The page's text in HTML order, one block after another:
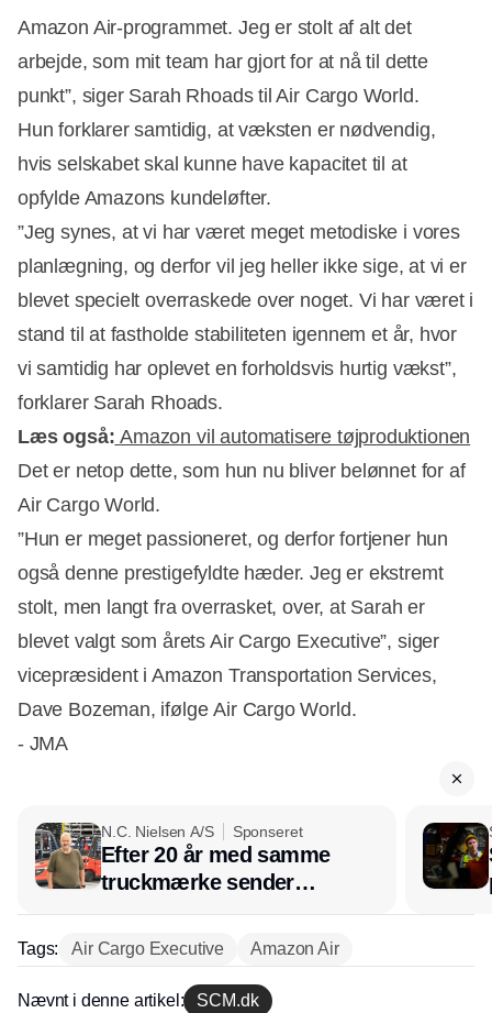
Amazon Air-programmet. Jeg er stolt af alt det
arbejde, som mit team har gjort for at nå til dette
punkt”, siger Sarah Rhoads til Air Cargo World.
Hun forklarer samtidig, at væksten er nødvendig,
hvis selskabet skal kunne have kapacitet til at
opfylde Amazons kundeløfter.
”Jeg synes, at vi har været meget metodiske i vores
planlægning, og derfor vil jeg heller ikke sige, at vi er
blevet specielt overraskede over noget. Vi har været i
stand til at fastholde stabiliteten igennem et år, hvor
vi samtidig har oplevet en forholdsvis hurtig vækst”,
forklarer Sarah Rhoads.
Læs også: Amazon vil automatisere tøjproduktionen
Det er netop dette, som hun nu bliver belønnet for af
Air Cargo World.
”Hun er meget passioneret, og derfor fortjener hun
også denne prestigefyldte hæder. Jeg er ekstremt
stolt, men langt fra overrasket, over, at Sarah er
blevet valgt som årets Air Cargo Executive”, siger
vicepræsident i Amazon Transportation Services,
Dave Bozeman, ifølge Air Cargo World.
- JMA
N.C. Nielsen A/S Sponseret
Efter 20 år med samme
truckmærke sender
lagerchef stafetten videre
hos INOX
Tags: Air Cargo Executive Amazon Air
Nævnt i denne artikel: SCM.dk